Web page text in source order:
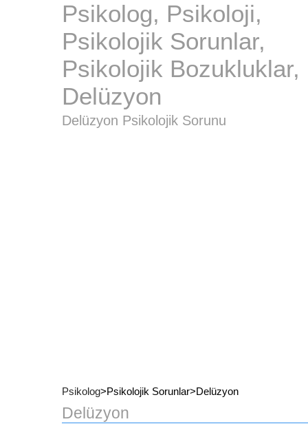
Psikolog, Psikoloji,
Psikolojik Sorunlar,
Psikolojik Bozukluklar,
Delüzyon
Delüzyon Psikolojik Sorunu
Psikolog>Psikolojik Sorunlar>Delüzyon
Delüzyon